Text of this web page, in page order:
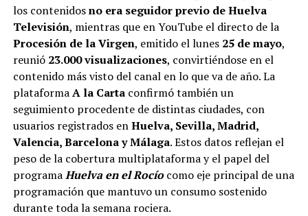
los contenidosno era seguidor previo de Huelva
Televisión, mientras que en YouTube el directo de la
Procesión de la Virgen, emitido el lunes 25 de mayo,
reunió 23.000 visualizaciones, convirtiéndose en el
contenido más visto del canal en lo que va de año. La
plataformaA la Cartaconfirmó también un
seguimiento procedente de distintas ciudades, con
usuarios registrados enHuelva, Sevilla, Madrid,
Valencia, Barcelona y Málaga. Estos datos reflejan el
peso de la cobertura multiplataforma y el papel del
programaHuelva en el Rocíocomo eje principal de una
programación que mantuvo un consumo sostenido
durante toda la semana rociera.